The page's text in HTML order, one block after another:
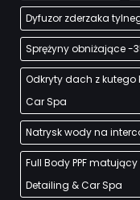
Dyfuzor zderzaka
Sprężyny obniżające -
Odkryty dach z
Car Spa
Natrysk wody na
Full Body PPF
Detailing & Car Spa